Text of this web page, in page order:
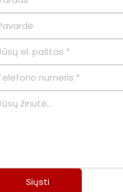
Siųsti